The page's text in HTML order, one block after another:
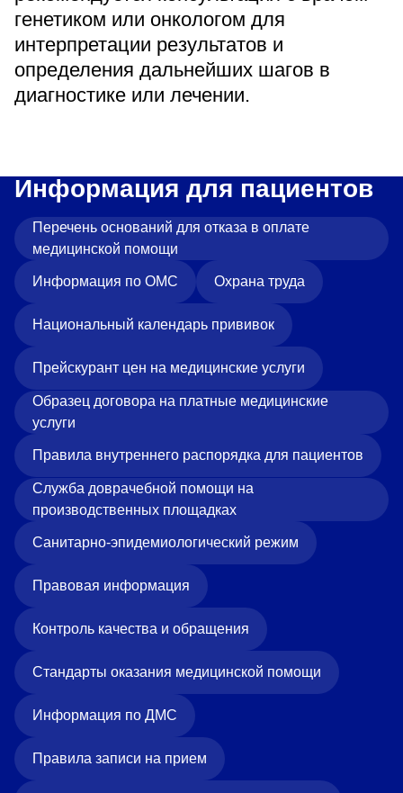
генетиком или онкологом для
интерпретации результатов и
определения дальнейших шагов в
диагностике или лечении.
Информация для пациентов
Перечень оснований для отказа в оплате
медицинской помощи
Информация по ОМС Охрана труда
Национальный календарь прививок
Прейскурант цен на медицинские услуги
Образец договора на платные медицинские
услуги
Правила внутреннего распорядка для пациентов
Служба доврачебной помощи на
производственных площадках
Санитарно-эпидемиологический режим
Правовая информация
Контроль качества и обращения
Стандарты оказания медицинской помощи
Информация по ДМС
Правила записи на прием